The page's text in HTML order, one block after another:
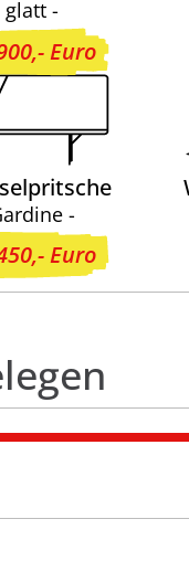
glatt -
Euro
-
Euro